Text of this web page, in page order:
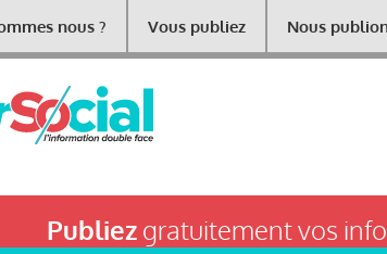
nous ? Vous publiez Nous
Publiezgratuitement vos